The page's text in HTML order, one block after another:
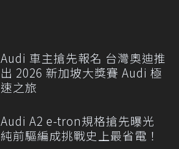
Audi 車主搶先報名 台灣奧迪推
出 2026 新加坡大獎賽 Audi 極
速之旅
Audi A2 e-tron規格搶先曝光
純前驅編成挑戰史上最省電！